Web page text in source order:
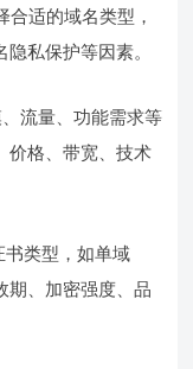
合适的域名类型，
私保护等因素。
流量、功能需求等
价格、带宽、技术
书类型，如单域
期、加密强度、品